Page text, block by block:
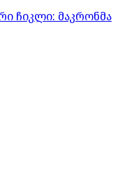
ჩიკლი: მაკრონმა